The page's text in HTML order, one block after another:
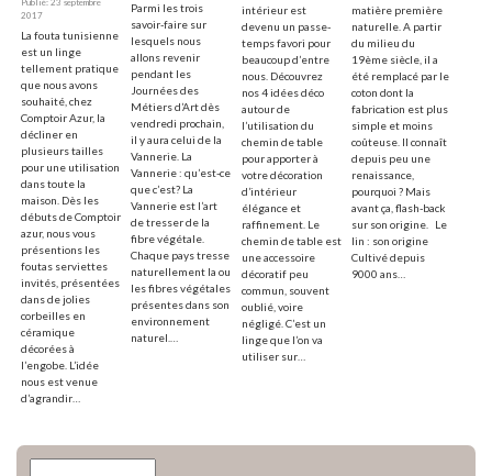
2017
La fouta tunisienne
est un linge
tellement pratique
que nous avons
souhaité, chez
Comptoir Azur, la
décliner en
plusieurs tailles
pour une utilisation
dans toute la
maison. Dès les
débuts de Comptoir
azur, nous vous
présentions les
foutas serviettes
invités, présentées
dans de jolies
corbeilles en
céramique
décorées à
l’engobe. L’idée
nous est venue
d’agrandir…
Parmi les trois
savoir-faire sur
lesquels nous
allons revenir
pendant les
Journées des
Métiers d’Art dès
vendredi prochain,
il y aura celui de la
Vannerie. La
Vannerie : qu’est-ce
que c’est? La
Vannerie est l’art
de tresser de la
fibre végétale.
Chaque pays tresse
naturellement la ou
les fibres végétales
présentes dans son
environnement
naturel.…
intérieur est
devenu un passe-
temps favori pour
beaucoup d’entre
nous. Découvrez
nos 4 idées déco
autour de
l’utilisation du
chemin de table
pour apporter à
votre décoration
d’intérieur
élégance et
raffinement. Le
chemin de table est
une accessoire
décoratif peu
commun, souvent
oublié, voire
négligé. C’est un
linge que l’on va
utiliser sur…
matière première
naturelle. A partir
du milieu du
19ème siècle, il a
été remplacé par le
coton dont la
fabrication est plus
simple et moins
coûteuse. Il connaît
depuis peu une
renaissance,
pourquoi ? Mais
avant ça, flash-back
sur son origine. Le
lin : son origine
Cultivé depuis
9000 ans…